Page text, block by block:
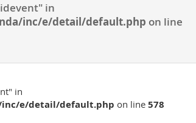
in
inc/e/detail/default.php on line
in
inc/e/detail/default.php on line 578